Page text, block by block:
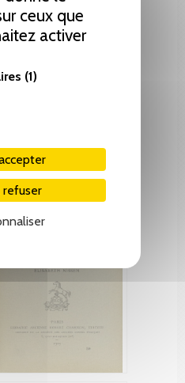
ceux que
activer
(1)
refuser